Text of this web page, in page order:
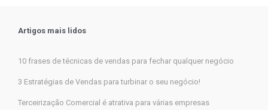
Artigos mais lidos
10 frases de técnicas de vendas para fechar qualquer negócio
3 Estratégias de Vendas para turbinar o seu negócio!
Terceirização Comercial é atrativa para várias empresas